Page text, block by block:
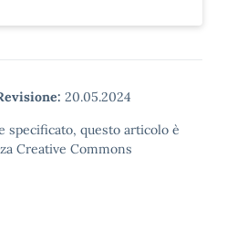
20.05.2024
specificato, questo articolo è
Creative Commons